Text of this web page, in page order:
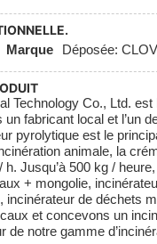
Marque
Déposée:
Technology Co., Ltd.
fabricant local et l’un
pyrolytique est le
animale, la
Jusqu’à 500 kg /
+ mongolie,
incinérateur de déchets
et concevons un
de notre gamme